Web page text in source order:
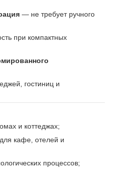
— не требует ручного
при компактных
гостиниц и
и коттеджах;
кафе, отелей и
процессов;